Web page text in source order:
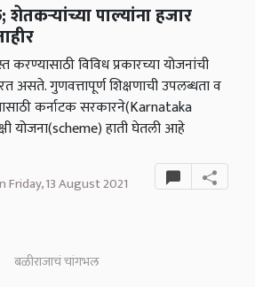
पाल्यांना हजार
विविध प्रकारच्या योजनांची
असते. गुणवत्तापूर्ण शिक्षणाची उपलब्धता व
कर्नाटक सरकारने(Karnataka
योजना(scheme) हाती घेतली आहे
Friday, 13 August 2021
बळीराजाचं चांगभल